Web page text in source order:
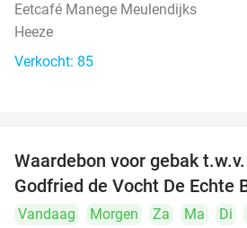
Eetcafé Manege Meulendijks
Heeze
Verkocht: 85
Waardebon voor gebak
Godfried de Vocht De Echte
Vandaag Morgen Za Ma Di